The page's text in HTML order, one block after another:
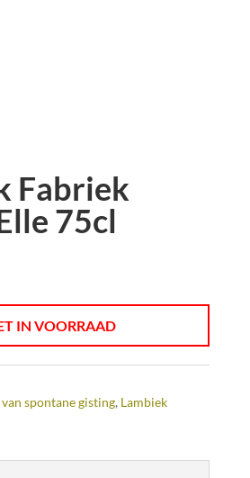
Fabriek
75cl
IN VOORRAAD
spontane gisting, Lambiek